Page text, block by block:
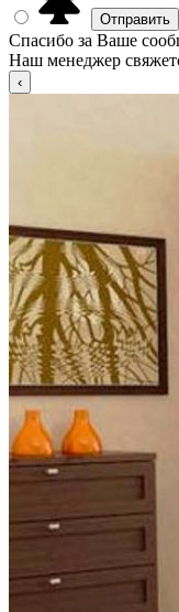
Спасибо за Ваше
Наш менеджер